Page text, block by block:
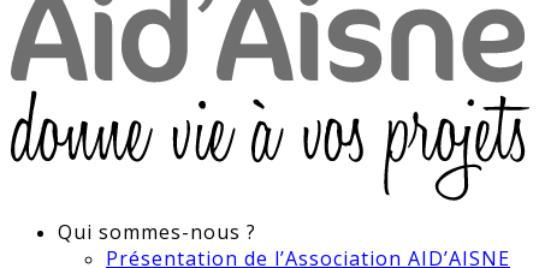
Qui sommes-nous ?
Présentation de l’Association AID’AISNE